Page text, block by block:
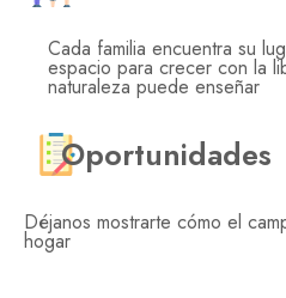
Cada familia encuentra su
espacio para crecer con la
naturaleza puede enseñar
Oportunidades
Déjanos mostrarte cómo el
hogar